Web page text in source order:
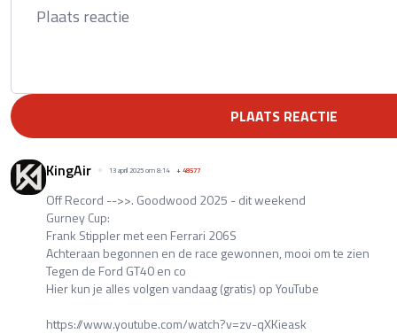
PLAATS REACTIE
KingAir 13 april 2025 om 8:14 +48577
Off Record -->>. Goodwood 2025 - dit weekend
Gurney Cup:
Frank Stippler met een Ferrari 206S
Achteraan begonnen en de race gewonnen, mooi om te zien
Tegen de Ford GT40 en co
Hier kun je alles volgen vandaag (gratis) op YouTube
https://www.youtube.com/watch?v=zv-qXKieask